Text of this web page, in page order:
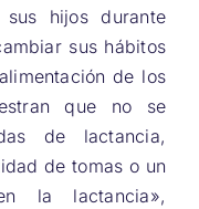
sus hijos durante
sus hábitos
de los
que no se
de lactancia,
de tomas o un
la lactancia»,